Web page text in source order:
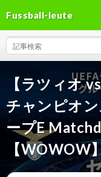
Fussball-leute
【ラツィオ
チャンピオ
ープE
【WOWOW